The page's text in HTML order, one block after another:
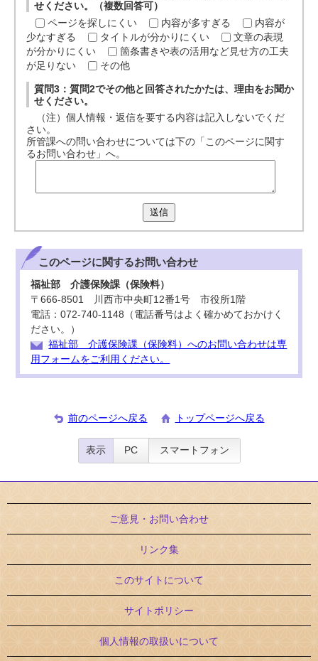
せください。（複数回答可）
ページを探しにくい
内容が多すぎる
内容が
少なすぎる
タイトルが分かりにくい
文章の表現
が分かりにくい
箇条書きや表の活用など見せ方の工夫
が足りない
その他
質問3：質問2でその他と回答されたかたは、理由をお聞か
せください。
（注）個人情報・返信を要する内容は記入しないでくだ
さい。
所管課への問い合わせについては下の「このページに関す
るお問い合わせ」へ。
送信
このページに関するお問い合わせ
福祉部 介護保険課（保険料）
〒666-8501 川西市中央町12番1号 市役所1階
電話：072-740-1148（電話番号はよく確かめておかけく
ださい。）
福祉部 介護保険課（保険料）へのお問い合わせは専
用フォームをご利用ください。
前のページへ戻る トップページへ戻る
表示 PC スマートフォン
ご意見・お問い合わせ
リンク集
このサイトについて
サイトポリシー
個人情報の取扱いについて